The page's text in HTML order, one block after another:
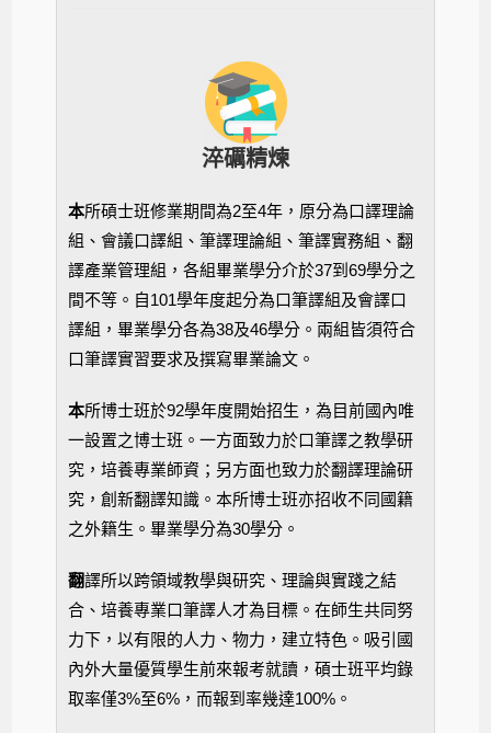
淬礪精煉
本所碩士班修業期間為2至4年，原分為口譯理論
組、會議口譯組、筆譯理論組、筆譯實務組、翻
譯產業管理組，各組畢業學分介於37到69學分之
間不等。自101學年度起分為口筆譯組及會譯口
譯組，畢業學分各為38及46學分。兩組皆須符合
口筆譯實習要求及撰寫畢業論文。
本所博士班於92學年度開始招生，為目前國內唯
一設置之博士班。一方面致力於口筆譯之教學研
究，培養專業師資；另方面也致力於翻譯理論研
究，創新翻譯知識。本所博士班亦招收不同國籍
之外籍生。畢業學分為30學分。
翻譯所以跨領域教學與研究、理論與實踐之結
合、培養專業口筆譯人才為目標。在師生共同努
力下，以有限的人力、物力，建立特色。吸引國
內外大量優質學生前來報考就讀，碩士班平均錄
取率僅3%至6%，而報到率幾達100%。